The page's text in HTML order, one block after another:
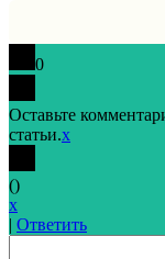
0
Оставьте
статьи.x
()
x
| Ответить